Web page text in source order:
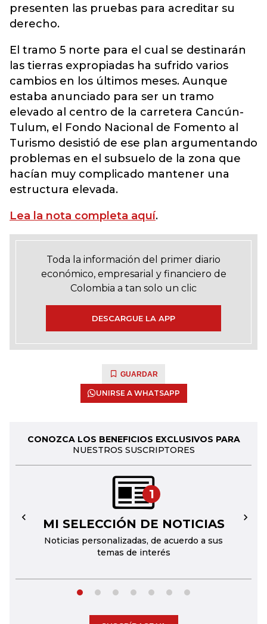
presenten las pruebas para acreditar su
derecho.
El tramo 5 norte para el cual se destinarán
las tierras expropiadas ha sufrido varios
cambios en los últimos meses. Aunque
estaba anunciado para ser un tramo
elevado al centro de la carretera Cancún-
Tulum, el Fondo Nacional de Fomento al
Turismo desistió de ese plan argumentando
problemas en el subsuelo de la zona que
hacían muy complicado mantener una
estructura elevada.
Lea la nota completa aquí.
Toda la información del primer diario
económico, empresarial y financiero de
Colombia a tan solo un clic
DESCARGUE LA APP
GUARDAR
UNIRSE A WHATSAPP
CONOZCA LOS BENEFICIOS EXCLUSIVOS PARA
NUESTROS SUSCRIPTORES
1
MI SELECCIÓN DE NOTICIAS
Noticias personalizadas, de acuerdo a sus
temas de interés
← →